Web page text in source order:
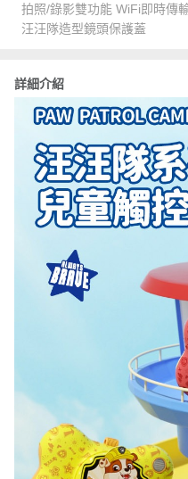
拍照/錄影雙功能 WiFi即時傳
汪汪隊造型鏡頭保護蓋
詳細介紹